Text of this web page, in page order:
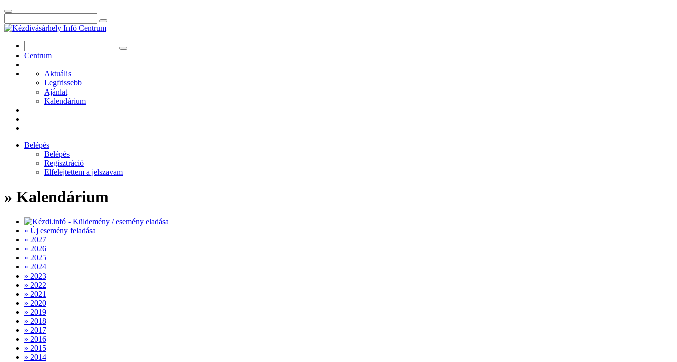
Centrum
Aktuális
Legfrissebb
Ajánlat
Kalendárium
Belépés
Belépés
Regisztráció
Elfelejtettem a jelszavam
» Kalendárium
» Új esemény feladása
» 2027
» 2026
» 2025
» 2024
» 2023
» 2022
» 2021
» 2020
» 2019
» 2018
» 2017
» 2016
» 2015
» 2014